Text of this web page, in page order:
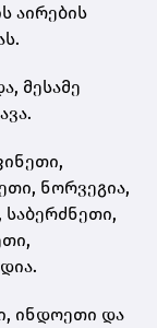
აირების
მესამე
ნორვეგია,
საბერძნეთი,
ინდოეთი და